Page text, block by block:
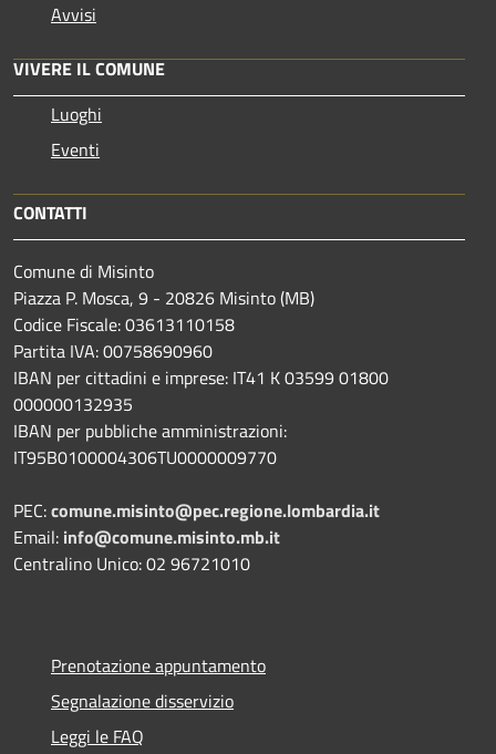
Avvisi
VIVERE IL COMUNE
Luoghi
Eventi
CONTATTI
Comune di Misinto
Piazza P. Mosca, 9 - 20826 Misinto (MB)
Codice Fiscale: 03613110158
Partita IVA: 00758690960
IBAN per cittadini e imprese: IT41 K 03599 01800
000000132935
IBAN per pubbliche amministrazioni:
IT95B0100004306TU0000009770
PEC:comune.misinto@pec.regione.lombardia.it
Email: info@comune.misinto.mb.it
Centralino Unico: 02 96721010
Prenotazione appuntamento
Segnalazione disservizio
Leggi le FAQ